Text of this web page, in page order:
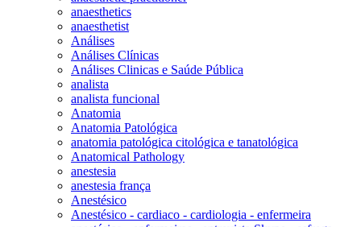
anaesthetics
anaesthetist
Análises
Análises Clínicas
Análises Clinicas e Saúde Pública
analista
analista funcional
Anatomia
Anatomia Patológica
anatomia patológica citológica e tanatológica
Anatomical Pathology
anestesia
anestesia frança
Anestésico
Anestésico - cardiaco - cardiologia - enfermeira